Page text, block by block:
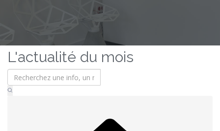
L'actualité du mois